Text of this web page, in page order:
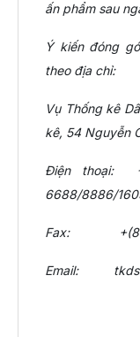
ấn phẩm sau
Ý kiến đóng
theo địa chỉ:
Vụ Thống kê
kê, 54 Nguyễn
Điện thoại:
6688/8886/
Fax: +(84
Email: